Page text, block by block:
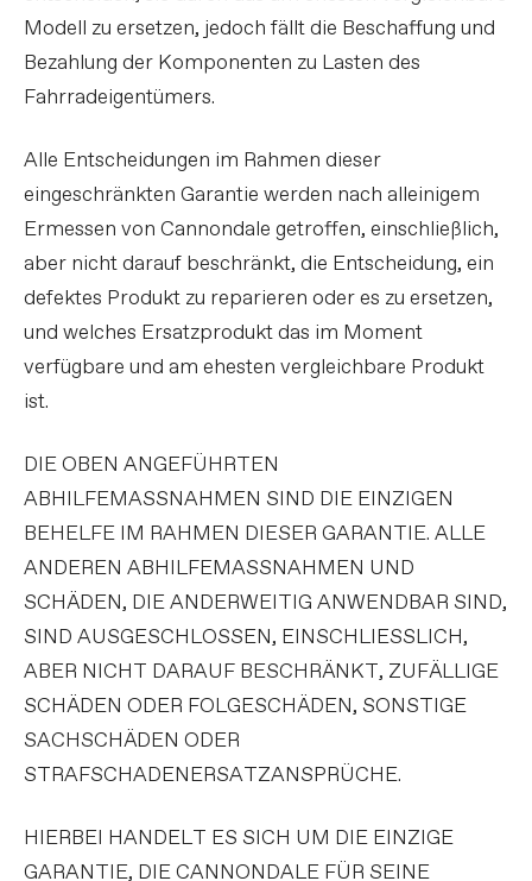
Modell zu ersetzen, jedoch fällt die Beschaffung und
Bezahlung der Komponenten zu Lasten des
Fahrradeigentümers.
Alle Entscheidungen im Rahmen dieser
eingeschränkten Garantie werden nach alleinigem
Ermessen von Cannondale getroffen, einschließlich,
aber nicht darauf beschränkt, die Entscheidung, ein
defektes Produkt zu reparieren oder es zu ersetzen,
und welches Ersatzprodukt das im Moment
verfügbare und am ehesten vergleichbare Produkt
ist.
DIE OBEN ANGEFÜHRTEN
ABHILFEMASSNAHMEN SIND DIE EINZIGEN
BEHELFE IM RAHMEN DIESER GARANTIE. ALLE
ANDEREN ABHILFEMASSNAHMEN UND
SCHÄDEN, DIE ANDERWEITIG ANWENDBAR SIND,
SIND AUSGESCHLOSSEN, EINSCHLIESSLICH,
ABER NICHT DARAUF BESCHRÄNKT, ZUFÄLLIGE
SCHÄDEN ODER FOLGESCHÄDEN, SONSTIGE
SACHSCHÄDEN ODER
STRAFSCHADENERSATZANSPRÜCHE.
HIERBEI HANDELT ES SICH UM DIE EINZIGE
GARANTIE, DIE CANNONDALE FÜR SEINE